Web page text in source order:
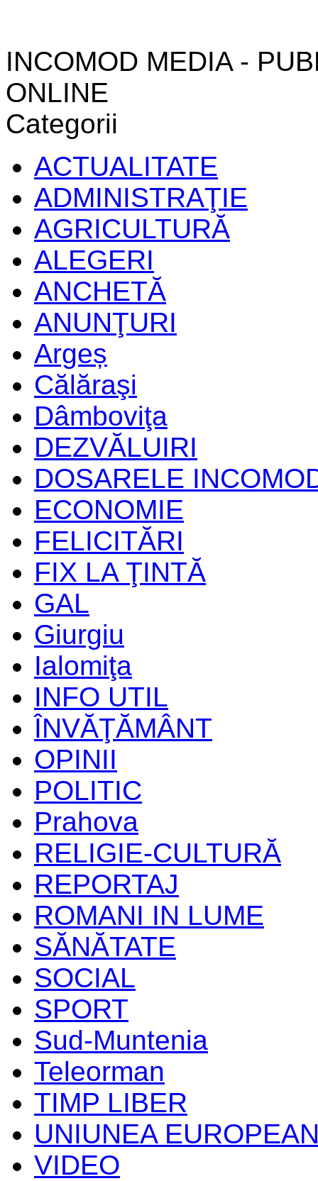
INCOMOD MEDIA -
ONLINE
Categorii
ACTUALITATE
ADMINISTRAŢIE
AGRICULTURĂ
ALEGERI
ANCHETĂ
ANUNŢURI
Argeș
Călăraşi
Dâmboviţa
DEZVĂLUIRI
DOSARELE
ECONOMIE
FELICITĂRI
FIX LA ŢINTĂ
GAL
Giurgiu
Ialomiţa
INFO UTIL
ÎNVĂŢĂMÂNT
OPINII
POLITIC
Prahova
RELIGIE-CULTURĂ
REPORTAJ
ROMANI IN LUME
SĂNĂTATE
SOCIAL
SPORT
Sud-Muntenia
Teleorman
TIMP LIBER
UNIUNEA
VIDEO